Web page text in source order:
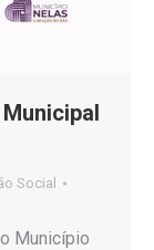
Social
Município